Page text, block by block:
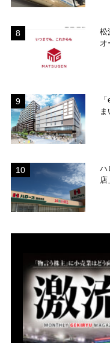
松
オ
ハ
店